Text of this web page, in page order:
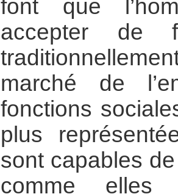
font que
accepter de
marché de
fonctions
plus
sont capables
comme elles